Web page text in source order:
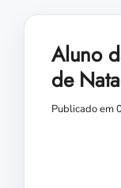
Aluno
de
Publicado em